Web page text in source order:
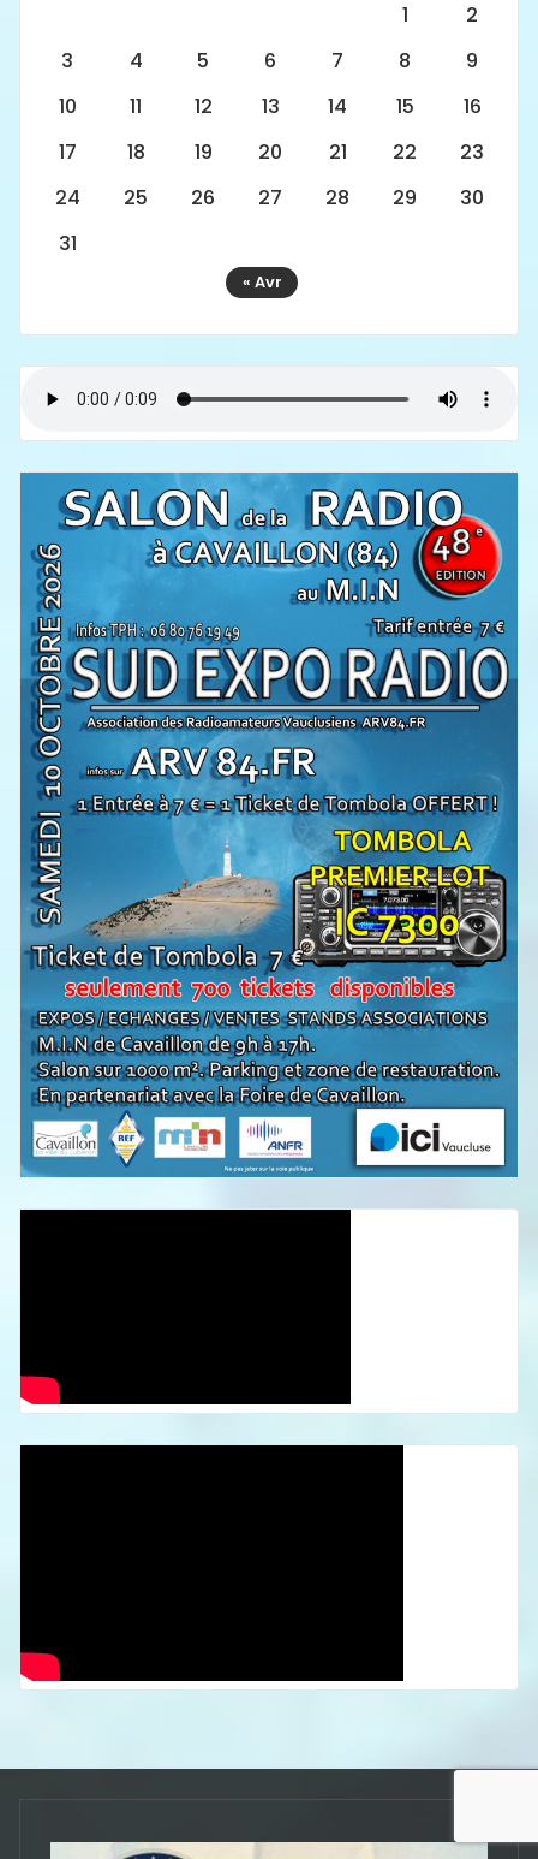
1
2
3
4 5 6 7 8
9
10
11 12 13 14 15
16
17
18 19 20 21 22
23
24
25 26 27 28 29
30
31
« Avr